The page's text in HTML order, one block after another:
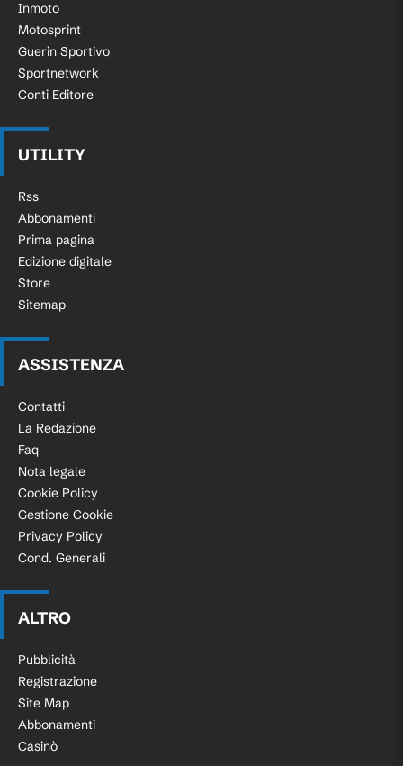
Inmoto
Motosprint
Guerin Sportivo
Sportnetwork
Conti Editore
UTILITY
Rss
Abbonamenti
Prima pagina
Edizione digitale
Store
Sitemap
ASSISTENZA
Contatti
La Redazione
Faq
Nota legale
Cookie Policy
Gestione Cookie
Privacy Policy
Cond. Generali
ALTRO
Pubblicità
Registrazione
Site Map
Abbonamenti
Casinò